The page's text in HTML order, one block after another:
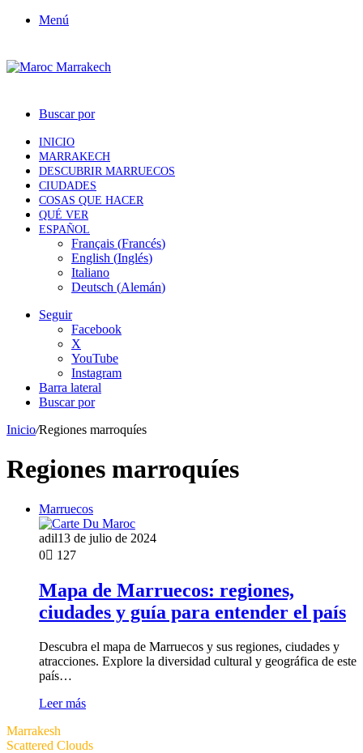
Menú
Buscar por
INICIO
MARRAKECH
DESCUBRIR MARRUECOS
CIUDADES
COSAS QUE HACER
QUÉ VER
ESPAÑOL
Français (Francés)
English (Inglés)
Italiano
Deutsch (Alemán)
Seguir
Facebook
X
YouTube
Instagram
Barra lateral
Buscar por
Inicio/Regiones marroquíes
Regiones marroquíes
Marruecos
adil13 de julio de 2024
0
127
Mapa de Marruecos: regiones,
ciudades y guía para entender el país
Descubra el mapa de Marruecos y sus regiones, ciudades y
atracciones. Explore la diversidad cultural y geográfica de este
país…
Leer más
Marrakesh
Scattered Clouds